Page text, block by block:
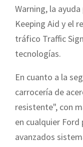
Warning, la
Keeping Aid y el
tráfico Traffic
tecnologías.
En cuanto a la
carrocería de
resistente", con
en cualquier Ford
avanzados